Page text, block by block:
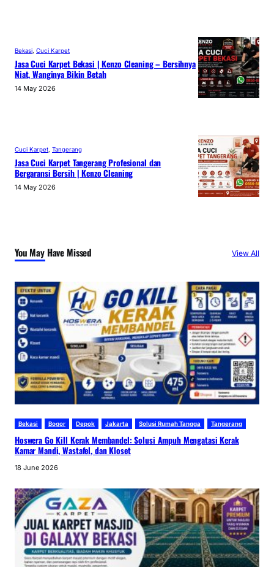
Bekasi Cuci Karpet
Jasa Cuci Karpet Bekasi | Kenzo Cleaning – Bersihnya
Niat, Wanginya Bikin Betah
14 May 2026
Cuci Karpet Tangerang
Jasa Cuci Karpet Tangerang Profesional dan
Bergaransi Bersih | Kenzo Cleaning
14 May 2026
You May Have Missed View All
Bekasi Bogor Depok Jakarta Solusi Rumah Tangga Tangerang
Hoswera Go Kill Kerak Membandel: Solusi Ampuh Mengatasi Kerak
Kamar Mandi, Wastafel, dan Kloset
18 June 2026